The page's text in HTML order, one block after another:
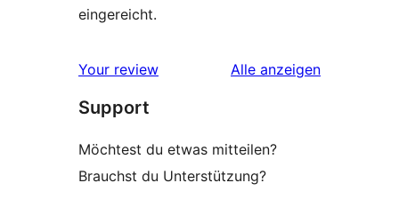
eingereicht.
Your review Alle Rezensionen
anzeigen
Support
Möchtest du etwas mitteilen?
Brauchst du Unterstützung?